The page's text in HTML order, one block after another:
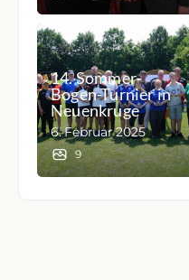
14. Sommer-
Bogen-Turnier in
Neuenkruge
6. Februar 2025
9